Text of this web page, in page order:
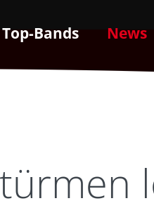
Top-Bands News